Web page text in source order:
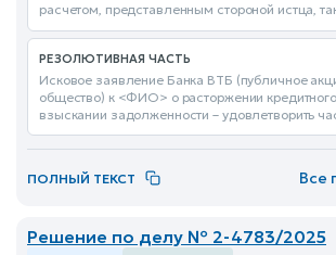
расчетом, представленным стороной истца,
РЕЗОЛЮТИВНАЯ ЧАСТЬ
Исковое заявление Банка ВТБ (публичное
общество) к <ФИО> о расторжении
взыскании задолженности – удовлетворить
ПОЛНЫЙ ТЕКСТ Все
Решение по делу № 2-4783/2025